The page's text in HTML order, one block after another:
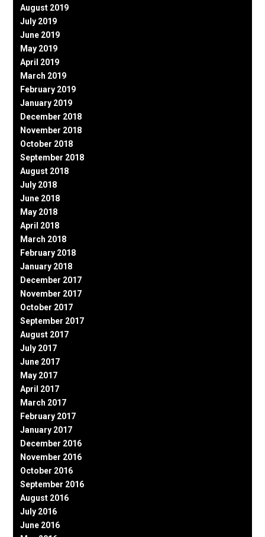
August 2019
July 2019
June 2019
May 2019
April 2019
March 2019
February 2019
January 2019
December 2018
November 2018
October 2018
September 2018
August 2018
July 2018
June 2018
May 2018
April 2018
March 2018
February 2018
January 2018
December 2017
November 2017
October 2017
September 2017
August 2017
July 2017
June 2017
May 2017
April 2017
March 2017
February 2017
January 2017
December 2016
November 2016
October 2016
September 2016
August 2016
July 2016
June 2016